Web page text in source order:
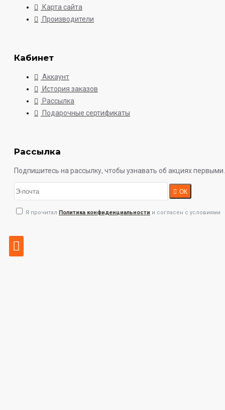
Карта сайта
Производители
Кабинет
Аккаунт
История заказов
Рассылка
Подарочные сертификаты
Рассылка
Подпишитесь на рассылку, чтобы узнавать об акциях первыми.
ОК
Я прочитал Политика конфиденциальности и согласен с условиями